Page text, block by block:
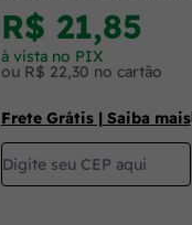
R$ 21,85
à vista no PIX
ou R$ 22,30 no cartão
Frete Grátis | Saiba mais